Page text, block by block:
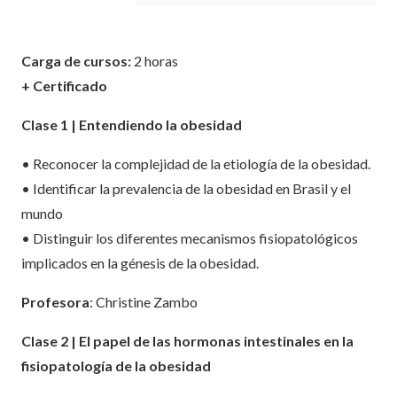
Carga de cursos: 2 horas
+ Certificado
Clase 1 | Entendiendo la obesidad
• Reconocer la complejidad de la etiología de la obesidad.
• Identificar la prevalencia de la obesidad en Brasil y el
mundo
• Distinguir los diferentes mecanismos fisiopatológicos
implicados en la génesis de la obesidad.
Profesora: Christine Zambo
Clase 2 | El papel de las hormonas intestinales en la
fisiopatología de la obesidad